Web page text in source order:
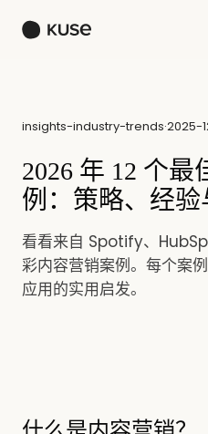
insights-industry-trends·2025-
2026 年 12 个最
例：策略、经验
看看来自 Spotify、
彩内容营销案例。每个案
应用的实用启发。